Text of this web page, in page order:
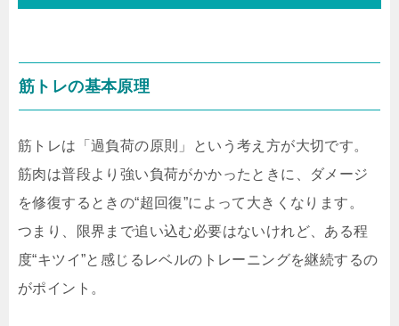
筋トレの基本原理
筋トレは「過負荷の原則」という考え方が大切です。
筋肉は普段より強い負荷がかかったときに、ダメージ
を修復するときの“超回復”によって大きくなります。
つまり、限界まで追い込む必要はないけれど、ある程
度“キツイ”と感じるレベルのトレーニングを継続するの
がポイント。